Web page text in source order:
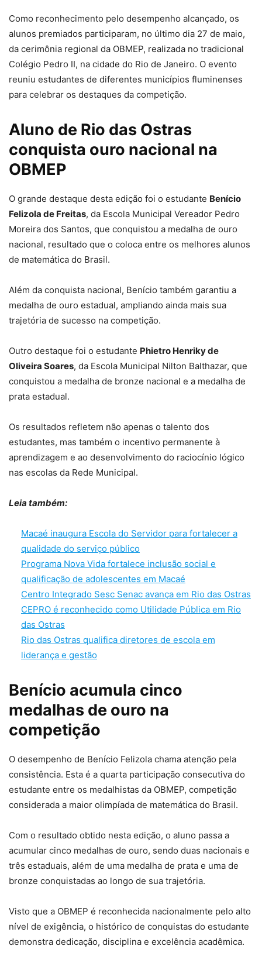
Como reconhecimento pelo desempenho alcançado, os
alunos premiados participaram, no último dia 27 de maio,
da cerimônia regional da OBMEP, realizada no tradicional
Colégio Pedro II, na cidade do Rio de Janeiro. O evento
reuniu estudantes de diferentes municípios fluminenses
para celebrar os destaques da competição.
Aluno de Rio das Ostras
conquista ouro nacional na
OBMEP
O grande destaque desta edição foi o estudante Benício
Felizola de Freitas, da Escola Municipal Vereador Pedro
Moreira dos Santos, que conquistou a medalha de ouro
nacional, resultado que o coloca entre os melhores alunos
de matemática do Brasil.
Além da conquista nacional, Benício também garantiu a
medalha de ouro estadual, ampliando ainda mais sua
trajetória de sucesso na competição.
Outro destaque foi o estudante Phietro Henriky de
Oliveira Soares, da Escola Municipal Nilton Balthazar, que
conquistou a medalha de bronze nacional e a medalha de
prata estadual.
Os resultados refletem não apenas o talento dos
estudantes, mas também o incentivo permanente à
aprendizagem e ao desenvolvimento do raciocínio lógico
nas escolas da Rede Municipal.
Leia também:
Macaé inaugura Escola do Servidor para fortalecer a
qualidade do serviço público
Programa Nova Vida fortalece inclusão social e
qualificação de adolescentes em Macaé
Centro Integrado Sesc Senac avança em Rio das Ostras
CEPRO é reconhecido como Utilidade Pública em Rio
das Ostras
Rio das Ostras qualifica diretores de escola em
liderança e gestão
Benício acumula cinco
medalhas de ouro na
competição
O desempenho de Benício Felizola chama atenção pela
consistência. Esta é a quarta participação consecutiva do
estudante entre os medalhistas da OBMEP, competição
considerada a maior olimpíada de matemática do Brasil.
Com o resultado obtido nesta edição, o aluno passa a
acumular cinco medalhas de ouro, sendo duas nacionais e
três estaduais, além de uma medalha de prata e uma de
bronze conquistadas ao longo de sua trajetória.
Visto que a OBMEP é reconhecida nacionalmente pelo alto
nível de exigência, o histórico de conquistas do estudante
demonstra dedicação, disciplina e excelência acadêmica.